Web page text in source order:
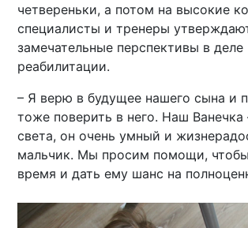
четвереньки, а потом на высокие
специалисты и тренеры
замечательные перспективы в деле
реабилитации.
– Я верю в будущее нашего сына и
тоже поверить в него. Наш Ванечка
света, он очень умный и
мальчик. Мы просим помощи, чтобы
время и дать ему шанс на